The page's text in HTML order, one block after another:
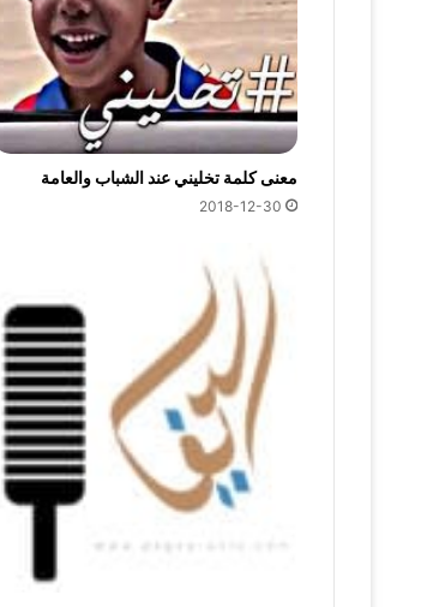
معنى كلمة تخليني عند الشباب والعامة
2018-12-30